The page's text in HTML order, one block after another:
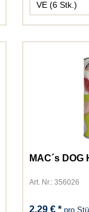
MAC´s
Art. Nr.: 356026
2,29 € * pro